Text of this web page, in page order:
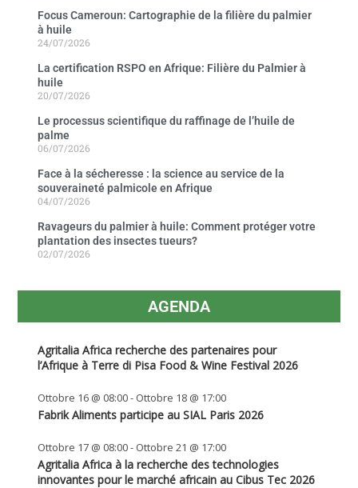
Focus Cameroun: Cartographie de la filière du palmier
à huile
24/07/2026
La certification RSPO en Afrique: Filière du Palmier à
huile
20/07/2026
Le processus scientifique du raffinage de l’huile de
palme
06/07/2026
Face à la sécheresse : la science au service de la
souveraineté palmicole en Afrique
04/07/2026
Ravageurs du palmier à huile: Comment protéger votre
plantation des insectes tueurs?
02/07/2026
AGENDA
Agritalia Africa recherche des partenaires pour
l’Afrique à Terre di Pisa Food & Wine Festival 2026
Ottobre 16 @ 08:00- Ottobre 18 @ 17:00
Fabrik Aliments participe au SIAL Paris 2026
Ottobre 17 @ 08:00- Ottobre 21 @ 17:00
Agritalia Africa à la recherche des technologies
innovantes pour le marché africain au Cibus Tec 2026